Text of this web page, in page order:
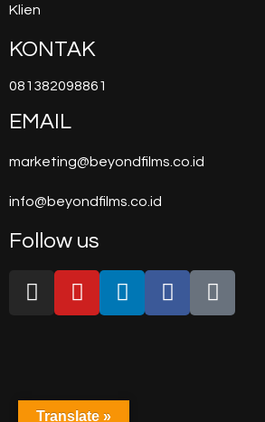
Klien
KONTAK
081382098861
EMAIL
marketing@beyondfilms.co.id
info@beyondfilms.co.id
Follow us
Translate »